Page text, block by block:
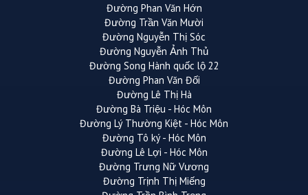
Đường Phan Văn Hớn
Đường Trần Văn Mười
Đường Nguyễn Thị Sóc
Đường Nguyễn Ảnh Thủ
Đường Song Hành quốc lộ 22
Đường Phan Văn Đối
Đường Lê Thị Hà
Đường Bà Triệu - Hóc Môn
Đường Lý Thường Kiệt - Hóc Môn
Đường Tô ký - Hóc Môn
Đường Lê Lợi - Hóc Môn
Đường Trưng Nữ Vương
Đường Trịnh Thị Miếng